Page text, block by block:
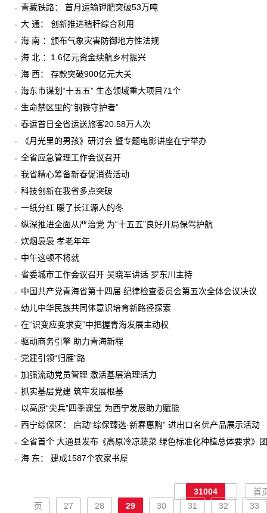
青藏铁路： 首月运输钾肥突破53万吨
大 通： 创新推进秸秆综合利用
海 南 ：颁布气象灾害防御地方性法规
海 北 ：1.6亿元资金续航乡村振兴
海 西： 存款突破900亿元大关
海东市谋划“十五五” 生态领域重大项目71个
生命禁区里的“钢铁守护者”
春运首日全省运送旅客20.58万人次
《月光里的男孩》研讨会 暨专题电影讲座在宁举办
全省应急管理工作会议召开
我省精心筹备新春促消费活动
科技创新在我省多点突破
一纸分红 暖了长江源人的冬
纵深推进全面从严治党 为“十五五”良好开局保驾护航
炊烟袅袅 孝老年年
中午这顿不将就
省委城市工作会议召开 吴晓军讲话 罗东川主持
中国共产党青海省第十四届 纪律检查委员会第五次全体会议决议
幼儿中华民族共同体意识培育新路径探索
在“识变应变求变”中把握青海发展主动权
驱动商务引擎 助力青海新程
党建引领“归雁”路
加强流动党员管理 激活基层治理活力
抓实基层党建 筑牢发展根基
以高原“尖兵”四季课堂 为西宁发展助力赋能
西宁综保区： 启动“综保臻选·新春惠购” 进出口名优产品展示活动
全省首个 大通县发布《高原冷凉蔬菜 绿色标准化种植总体要求》
海 东： 建成1587个农家书屋
31004
首
页
27 28 29 30 31 32 33